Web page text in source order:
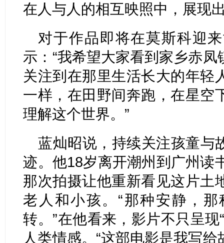
在人与人的相互映照中，展现
对于作品即将在莫斯科迎
示：“我希望大家看到家乡赤
关注到在那里生活长大的年轻
一样，在田野间奔跑，在星空
理解这个世界。”
蓝灿昭说，持续关注孩童与
迹。他18岁离开潮州到广州读
那次拍摄让他重新看见这片土
老人和小孩。“那种安静，
转。”在他看来，影片不只呈
人类情感。“这部电影是我写